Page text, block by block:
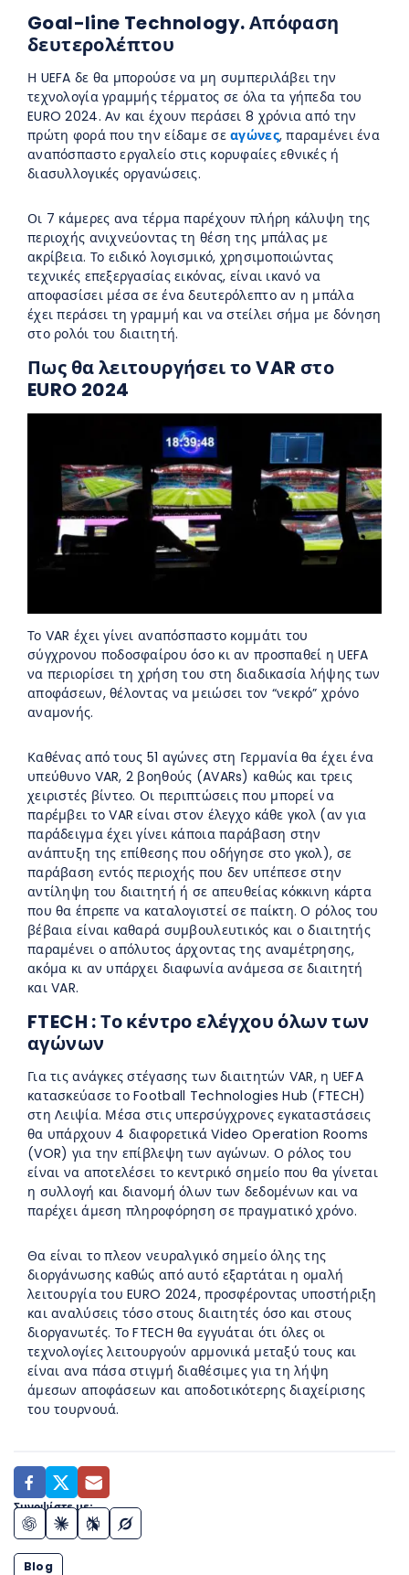
Goal-line Technology. Απόφαση
δευτερολέπτου
Η UEFA δε θα μπορούσε να μη συμπεριλάβει την
τεχνολογία γραμμής τέρματος σε όλα τα γήπεδα του
EURO 2024. Αν και έχουν περάσει 8 χρόνια από την
πρώτη φορά που την είδαμε σεαγώνες, παραμένει ένα
αναπόσπαστο εργαλείο στις κορυφαίες εθνικές ή
διασυλλογικές οργανώσεις.
Οι 7 κάμερες ανα τέρμα παρέχουν πλήρη κάλυψη της
περιοχής ανιχνεύοντας τη θέση της μπάλας με
ακρίβεια. Το ειδικό λογισμικό, χρησιμοποιώντας
τεχνικές επεξεργασίας εικόνας, είναι ικανό να
αποφασίσει μέσα σε ένα δευτερόλεπτο αν η μπάλα
έχει περάσει τη γραμμή και να στείλει σήμα με δόνηση
στο ρολόι του διαιτητή.
Πως θα λειτουργήσει το VAR στο
EURO 2024
Το VAR έχει γίνει αναπόσπαστο κομμάτι του
σύγχρονου ποδοσφαίρου όσο κι αν προσπαθεί η UEFA
να περιορίσει τη χρήση του στη διαδικασία λήψης των
αποφάσεων, θέλοντας να μειώσει τον “νεκρό” χρόνο
αναμονής.
Καθένας από τους 51 αγώνες στη Γερμανία θα έχει ένα
υπεύθυνο VAR, 2 βοηθούς (AVARs) καθώς και τρεις
χειριστές βίντεο. Οι περιπτώσεις που μπορεί να
παρέμβει το VAR είναι στον έλεγχο κάθε γκολ (αν για
παράδειγμα έχει γίνει κάποια παράβαση στην
ανάπτυξη της επίθεσης που οδήγησε στο γκολ), σε
παράβαση εντός περιοχής που δεν υπέπεσε στην
αντίληψη του διαιτητή ή σε απευθείας κόκκινη κάρτα
που θα έπρεπε να καταλογιστεί σε παίκτη. Ο ρόλος του
βέβαια είναι καθαρά συμβουλευτικός και ο διαιτητής
παραμένει ο απόλυτος άρχοντας της αναμέτρησης,
ακόμα κι αν υπάρχει διαφωνία ανάμεσα σε διαιτητή
και VAR.
FTECH : Το κέντρο ελέγχου όλων των
αγώνων
Για τις ανάγκες στέγασης των διαιτητών VAR, η UEFA
κατασκεύασε το Football Technologies Hub (FTECH)
στη Λειψία. Μέσα στις υπερσύγχρονες εγκαταστάσεις
θα υπάρχουν 4 διαφορετικά Video Operation Rooms
(VOR) για την επίβλεψη των αγώνων. Ο ρόλος του
είναι να αποτελέσει το κεντρικό σημείο που θα γίνεται
η συλλογή και διανομή όλων των δεδομένων και να
παρέχει άμεση πληροφόρηση σε πραγματικό χρόνο.
Θα είναι το πλεον νευραλγικό σημείο όλης της
διοργάνωσης καθώς από αυτό εξαρτάται η ομαλή
λειτουργία του EURO 2024, προσφέροντας υποστήριξη
και αναλύσεις τόσο στους διαιτητές όσο και στους
διοργανωτές. Το FTECH θα εγγυάται ότι όλες οι
τεχνολογίες λειτουργούν αρμονικά μεταξύ τους και
είναι ανα πάσα στιγμή διαθέσιμες για τη λήψη
άμεσων αποφάσεων και αποδοτικότερης διαχείρισης
του τουρνουά.
Συνοψίστε με:
Blog